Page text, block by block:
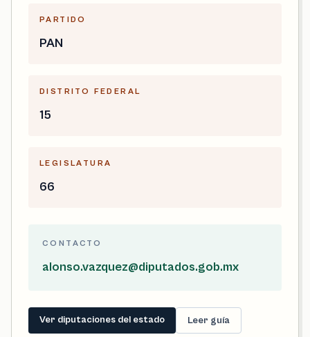
PARTIDO
PAN
DISTRITO FEDERAL
15
LEGISLATURA
66
CONTACTO
alonso.vazquez@diputados.gob.mx
Ver diputaciones del estado Leer guía